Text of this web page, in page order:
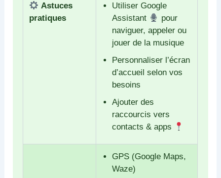
Astuces
pratiques
Utiliser Google
Assistant
pour
naviguer, appeler ou
jouer de la musique
Personnaliser l’écran
d’accueil selon vos
besoins
Ajouter des
raccourcis vers
contacts & apps
GPS (Google Maps,
Waze)